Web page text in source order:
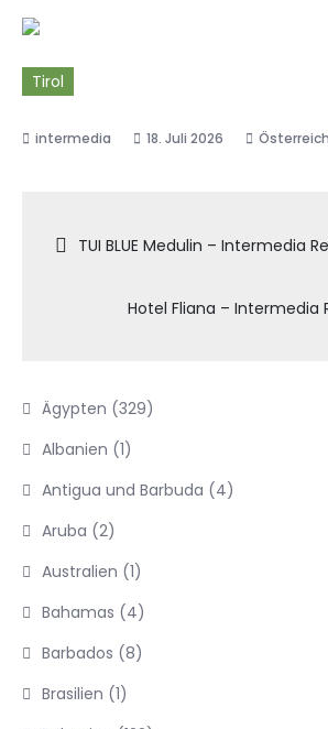
Tirol
18. Juli 2026 Österreich
TUI BLUE Medulin – Intermedia
Hotel Fliana – Intermedia
Ägypten (329)
Albanien (1)
Antigua und Barbuda (4)
Aruba (2)
Australien (1)
Bahamas (4)
Barbados (8)
Brasilien (1)